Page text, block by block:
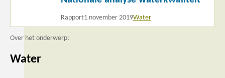
Rapport1 november 2019Water
Over het onderwerp:
Water